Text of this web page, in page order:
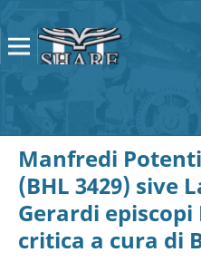
Manfredi
(BHL 3429) sive
Gerardi
critica a cura di